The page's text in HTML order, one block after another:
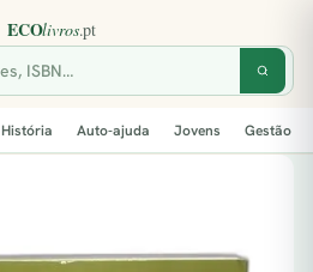
História Auto-ajuda Jovens Gestão